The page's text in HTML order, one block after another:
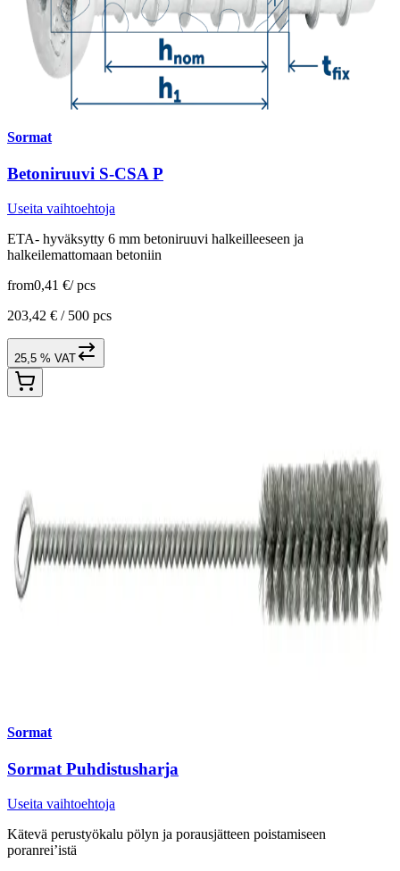
Sormat
Betoniruuvi S-CSA P
Useita vaihtoehtoja
ETA- hyväksytty 6 mm betoniruuvi halkeilleeseen ja
halkeilemattomaan betoniin
from0,41 €/ pcs
203,42 € / 500 pcs
25,5 % VAT
Sormat
Sormat Puhdistusharja
Useita vaihtoehtoja
Kätevä perustyökalu pölyn ja porausjätteen poistamiseen
poranrei’istä